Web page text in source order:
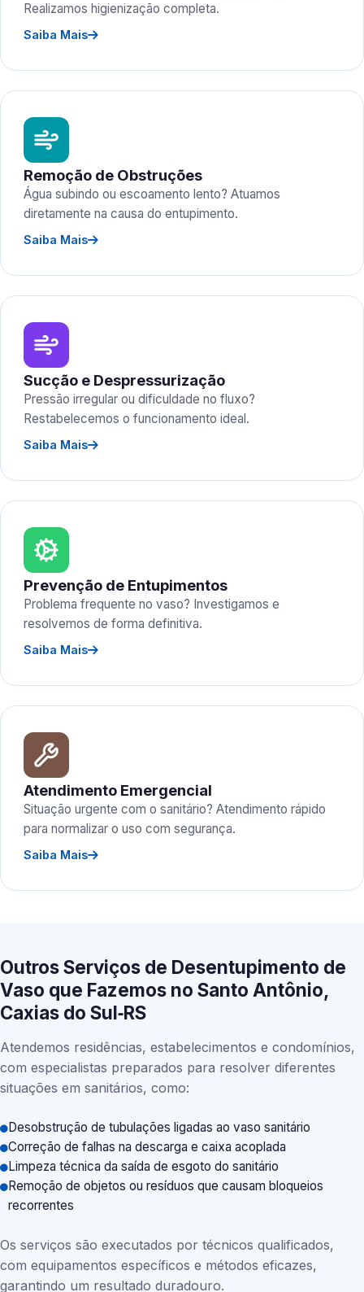
Realizamos higienização completa.
Saiba Mais
Remoção de Obstruções
Água subindo ou escoamento lento? Atuamos
diretamente na causa do entupimento.
Saiba Mais
Sucção e Despressurização
Pressão irregular ou dificuldade no fluxo?
Restabelecemos o funcionamento ideal.
Saiba Mais
Prevenção de Entupimentos
Problema frequente no vaso? Investigamos e
resolvemos de forma definitiva.
Saiba Mais
Atendimento Emergencial
Situação urgente com o sanitário? Atendimento rápido
para normalizar o uso com segurança.
Saiba Mais
Outros Serviços de Desentupimento de
Vaso que Fazemos no Santo Antônio,
Caxias do Sul‑RS
Atendemos residências, estabelecimentos e condomínios,
com especialistas preparados para resolver diferentes
situações em sanitários, como:
Desobstrução de tubulações ligadas ao vaso sanitário
Correção de falhas na descarga e caixa acoplada
Limpeza técnica da saída de esgoto do sanitário
Remoção de objetos ou resíduos que causam bloqueios
recorrentes
Os serviços são executados por técnicos qualificados,
com equipamentos específicos e métodos eficazes,
garantindo um resultado duradouro.